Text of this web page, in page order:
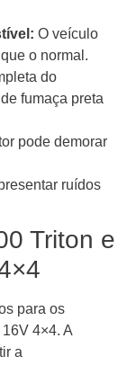
O veículo
o normal.
do
fumaça preta
pode demorar
ruídos
Triton e
para os
4×4. A
a